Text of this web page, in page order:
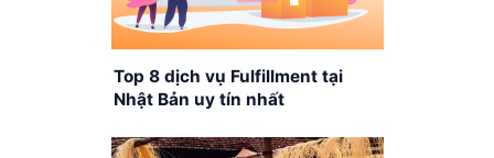
Top 8 dịch vụ Fulfillment tại
Nhật Bản uy tín nhất